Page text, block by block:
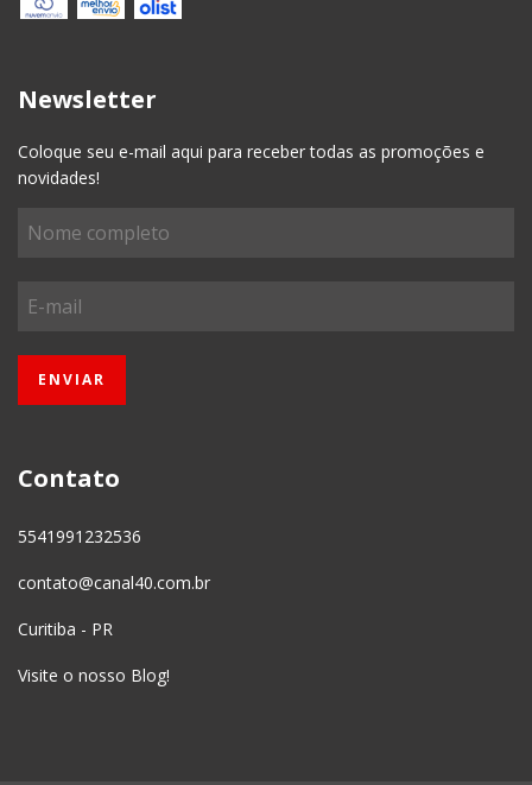
Newsletter
Coloque seu e-mail aqui para receber todas as promoções e
novidades!
Contato
5541991232536
contato@canal40.com.br
Curitiba - PR
Visite o nosso Blog!